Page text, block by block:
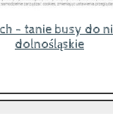
- tanie busy do
dolnośląskie